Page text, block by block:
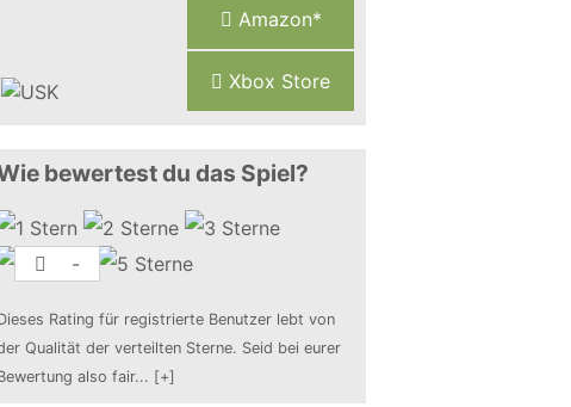
Amazon*
Xbox Store
bewertest du das Spiel?
-
Rating für registrierte Benutzer lebt von
Qualität der verteilten Sterne. Seid bei eurer
also fair... [+]